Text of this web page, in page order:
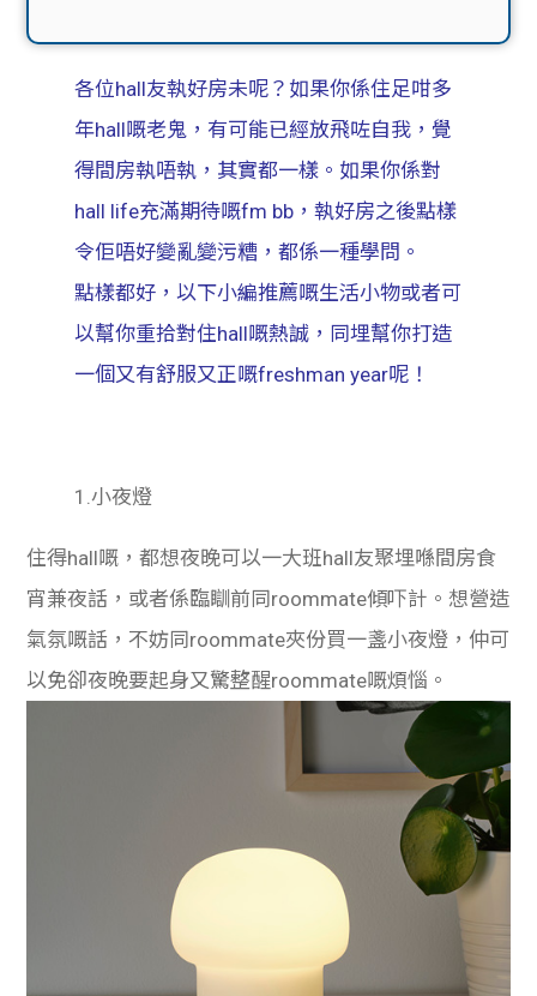
貸款
計數
機
網上
私人
貸款
ge
Gui
de
校園
Gui
de
貸款
101
各位hall友執好房未呢？如果你係住足咁多
年hall嘅老鬼，有可能已經放飛咗自我，覺
得間房執唔執，其實都一樣。如果你係對
hall life充滿期待嘅fm bb，執好房之後點樣
令佢唔好變亂變污糟，都係一種學問。
點樣都好，以下小編推薦嘅生活小物或者可
以幫你重拾對住hall嘅熱誠，同埋幫你打造
一個又有舒服又正嘅freshman year呢！
1.小夜燈
住得hall嘅，都想夜晚可以一大班hall友聚埋喺間房食
宵兼夜話，或者係臨瞓前同roommate傾吓計。想營造
氣氛嘅話，不妨同roommate夾份買一盞小夜燈，仲可
以免卻夜晚要起身又驚整醒roommate嘅煩惱。